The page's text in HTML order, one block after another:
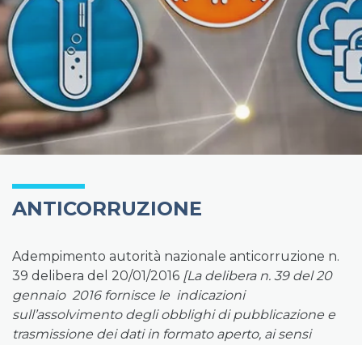
ANTICORRUZIONE
Adempimento autorità nazionale anticorruzione n.
39 delibera del 20/01/2016 [La delibera n. 39 del 20
gennaio 2016 fornisce le indicazioni
sull’assolvimento degli obblighi di pubblicazione e
trasmissione dei dati in formato aperto, ai sensi